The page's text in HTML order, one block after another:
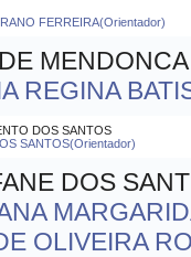
FERREIRA(Orientador)
REGINA
DOS SANTOS
SANTOS(Orientador)
DOS
OLIVEIRA